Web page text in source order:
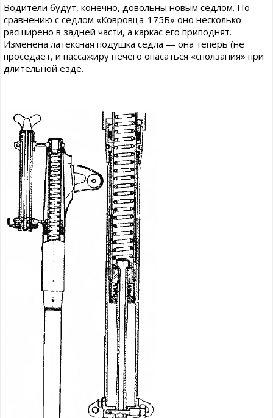
Водители будут, конечно, довольны новым седлом. По
сравнению с седлом «Ковровца-175Б» оно несколько
расширено в задней части, а каркас его приподнят.
Изменена латексная подушка седла — она теперь (не
проседает, и пассажиру нечего опасаться «сползания» при
длительной езде.